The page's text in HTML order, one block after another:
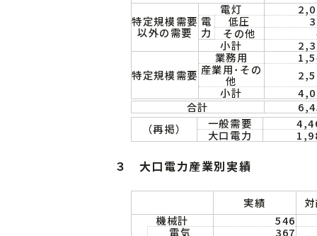
特定規模需要
以外の需要
電灯
電
力
低圧
その他
小計
特定規模需要
業務用
産業用･その
他
小計
合計
（再掲）
一般需要
大口電力
３ 大口電力産業別実績
実績
機械計
546
電気
367